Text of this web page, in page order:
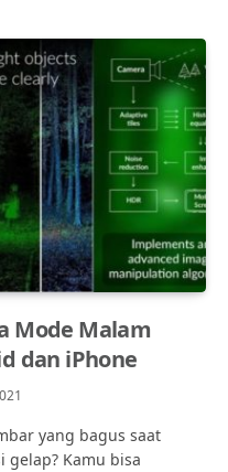
Mode Malam
dan iPhone
yang bagus saat
gelap? Kamu bisa